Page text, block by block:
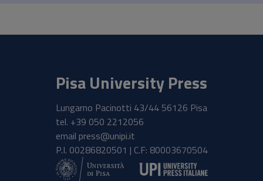
Pisa University Press
Lungarno Pacinotti 43/44 56126 Pisa
tel. +39 050 2212056
email press@unipi.it
P.I. 00286820501 | C.F: 80003670504